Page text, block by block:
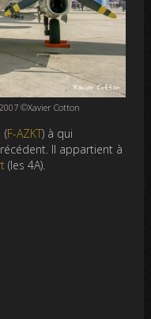
©Xavier Cotton
(F-AZKT) à qui
Il appartient à
(les 4A).